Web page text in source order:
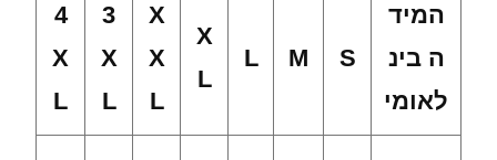
המיד
ה בינ
לאומי
S
M
L
X
L
X
X
L
3
X
L
4
X
L